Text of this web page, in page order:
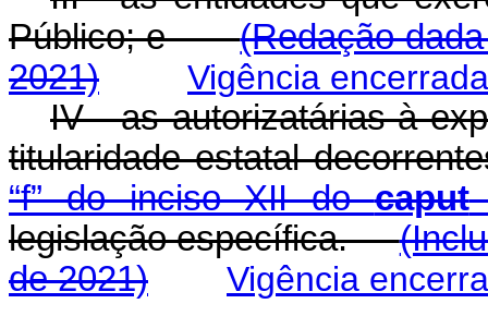
Público; e(Redação
2021)
Vigência encerrada
IV - as autorizatárias à
titularidade estatal
“f” do inciso XII docaput
legislação específica.
de 2021)
Vigência